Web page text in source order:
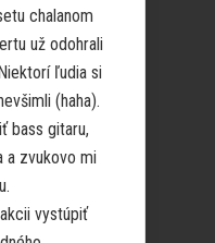
chalanom
už odohrali
ľudia si
(haha).
bass gitaru,
a zvukovo mi
vystúpiť